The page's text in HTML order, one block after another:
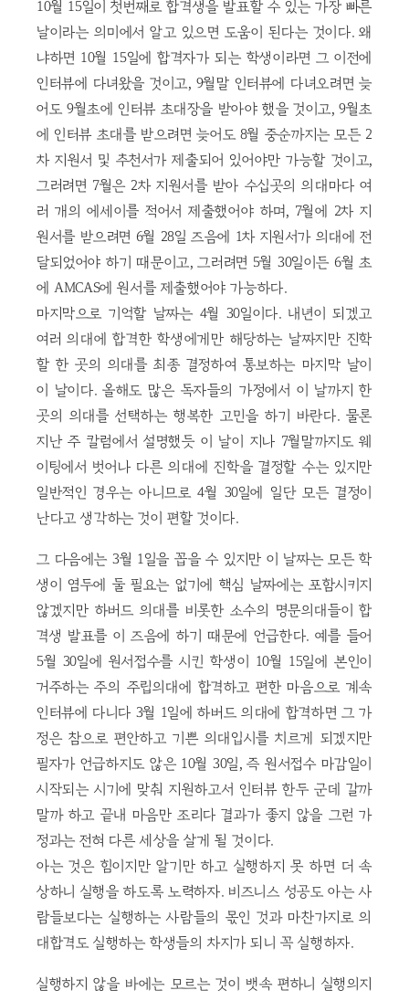
10월 15일이 첫번째로 합격생을 발표할 수 있는 가장 빠른
날이라는 의미에서 알고 있으면 도움이 된다는 것이다. 왜
냐하면 10월 15일에 합격자가 되는 학생이라면 그 이전에
인터뷰에 다녀왔을 것이고, 9월말 인터뷰에 다녀오려면 늦
어도 9월초에 인터뷰 초대장을 받아야 했을 것이고, 9월초
에 인터뷰 초대를 받으려면 늦어도 8월 중순까지는 모든 2
차 지원서 및 추천서가 제출되어 있어야만 가능할 것이고,
그러려면 7월은 2차 지원서를 받아 수십곳의 의대마다 여
러 개의 에세이를 적어서 제출했어야 하며, 7월에 2차 지
원서를 받으려면 6월 28일 즈음에 1차 지원서가 의대에 전
달되었어야 하기 때문이고, 그러려면 5월 30일이든 6월 초
에 AMCAS에 원서를 제출했어야 가능하다.
마지막으로 기억할 날짜는 4월 30일이다. 내년이 되겠고
여러 의대에 합격한 학생에게만 해당하는 날짜지만 진학
할 한 곳의 의대를 최종 결정하여 통보하는 마지막 날이
이 날이다. 올해도 많은 독자들의 가정에서 이 날까지 한
곳의 의대를 선택하는 행복한 고민을 하기 바란다. 물론
지난 주 칼럼에서 설명했듯 이 날이 지나 7월말까지도 웨
이팅에서 벗어나 다른 의대에 진학을 결정할 수는 있지만
일반적인 경우는 아니므로 4월 30일에 일단 모든 결정이
난다고 생각하는 것이 편할 것이다.
그 다음에는 3월 1일을 꼽을 수 있지만 이 날짜는 모든 학
생이 염두에 둘 필요는 없기에 핵심 날짜에는 포함시키지
않겠지만 하버드 의대를 비롯한 소수의 명문의대들이 합
격생 발표를 이 즈음에 하기 때문에 언급한다. 예를 들어
5월 30일에 원서접수를 시킨 학생이 10월 15일에 본인이
거주하는 주의 주립의대에 합격하고 편한 마음으로 계속
인터뷰에 다니다 3월 1일에 하버드 의대에 합격하면 그 가
정은 참으로 편안하고 기쁜 의대입시를 치르게 되겠지만
필자가 언급하지도 않은 10월 30일, 즉 원서접수 마감일이
시작되는 시기에 맞춰 지원하고서 인터뷰 한두 군데 갈까
말까 하고 끝내 마음만 조리다 결과가 좋지 않을 그런 가
정과는 전혀 다른 세상을 살게 될 것이다.
아는 것은 힘이지만 알기만 하고 실행하지 못 하면 더 속
상하니 실행을 하도록 노력하자. 비즈니스 성공도 아는 사
람들보다는 실행하는 사람들의 몫인 것과 마찬가지로 의
대합격도 실행하는 학생들의 차지가 되니 꼭 실행하자.
실행하지 않을 바에는 모르는 것이 뱃속 편하니 실행의지